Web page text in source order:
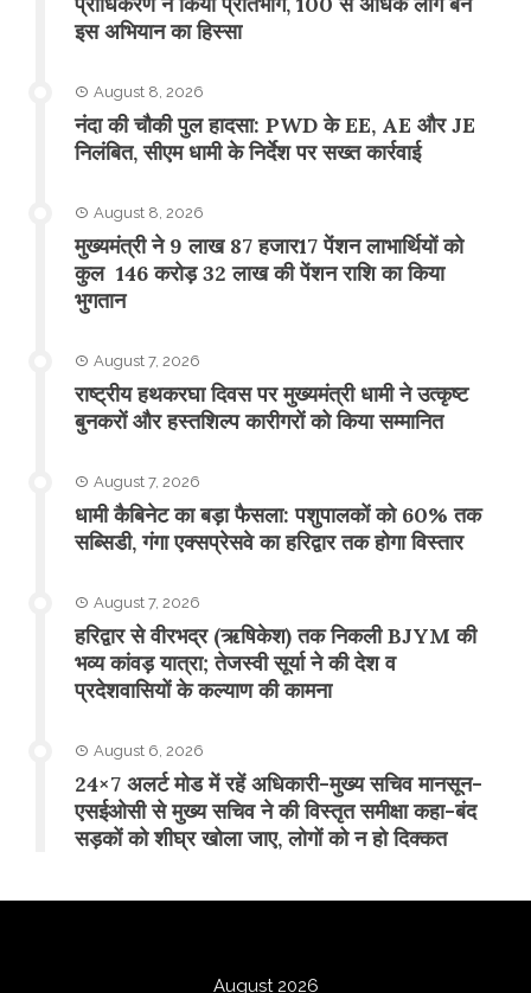
इस अभियान का हिस्सा
August 8, 2026
नंदा की चौकी पुल हादसा: PWD के EE, AE और JE
निलंबित, सीएम धामी के निर्देश पर सख्त कार्रवाई
August 8, 2026
मुख्यमंत्री ने 9 लाख 87 हजार17 पेंशन लाभार्थियों को
कुल 146 करोड़ 32 लाख की पेंशन राशि का किया
भुगतान
August 7, 2026
राष्ट्रीय हथकरघा दिवस पर मुख्यमंत्री धामी ने उत्कृष्ट
बुनकरों और हस्तशिल्प कारीगरों को किया सम्मानित
August 7, 2026
​धामी कैबिनेट का बड़ा फैसला: पशुपालकों को 60% तक
सब्सिडी, गंगा एक्सप्रेसवे का हरिद्वार तक होगा विस्तार
August 7, 2026
​हरिद्वार से वीरभद्र (ऋषिकेश) तक निकली BJYM की
भव्य कांवड़ यात्रा; तेजस्वी सूर्या ने की देश व
प्रदेशवासियों के कल्याण की कामना
August 6, 2026
24×7 अलर्ट मोड में रहें अधिकारी-मुख्य सचिव मानसून-
एसईओसी से मुख्य सचिव ने की विस्तृत समीक्षा कहा-बंद
सड़कों को शीघ्र खोला जाए, लोगों को न हो दिक्कत
August 2026